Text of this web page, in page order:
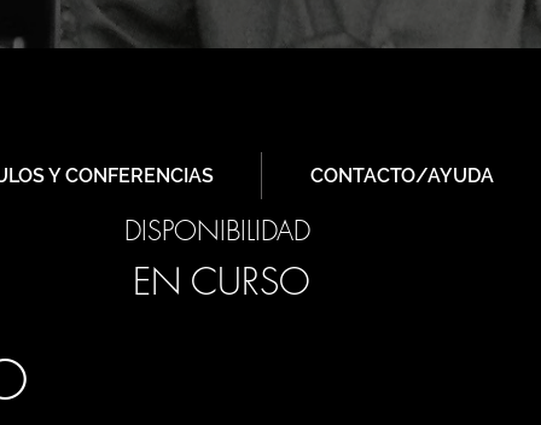
Y CONFERENCIAS CONTACTO/AYUDA
DISPONIBILIDAD
EN CURSO